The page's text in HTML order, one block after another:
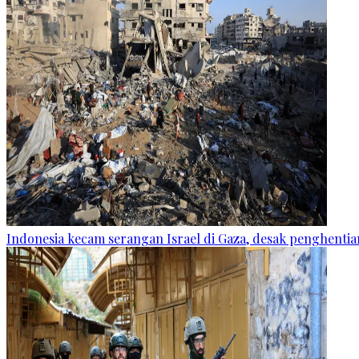
Indonesia kecam serangan Israel di Gaza, desak